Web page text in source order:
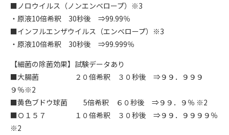
■ノロウイルス（ノンエンベロープ）※3
・原液10倍希釈 30秒後 ⇒99.99％
■インフルエンザウイルス（エンベロープ）※3
・原液10倍希釈 30秒後 ⇒99.999％
【細菌の除菌効果】試験データあり
■大腸菌 ２０倍希釈 ３０秒後 ⇒９９．９９９
９％※2
■黄色ブドウ球菌 5倍希釈 ６０秒後 ⇒９９．９％ ※2
■Ｏ１５７ １０倍希釈 ３０秒後 ⇒９９．９９９９％
※2